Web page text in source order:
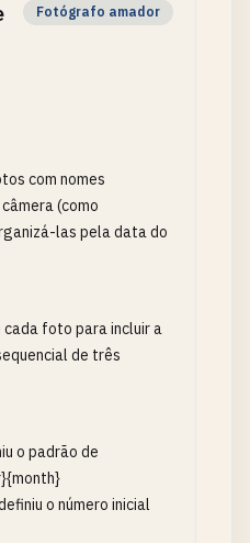
Fotógrafo amador
com nomes
(como
las pela data do
cada foto para incluir a
de três
o padrão de
o número inicial